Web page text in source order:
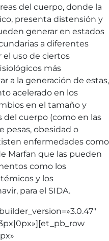
del cuerpo, donde la
presenta distensión y
generar en estados
a diferentes
el uso de ciertos
más
a la generación de estas,
acelerado en los
en el tamaño y
del cuerpo (como en las
pesas, obesidad o
enfermedades como
Marfan que las pueden
como los
y los
para el SIDA.